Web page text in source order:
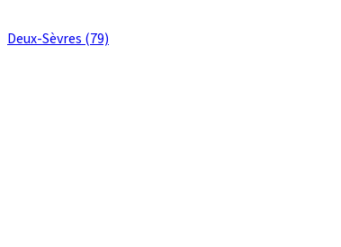
Deux-Sèvres (79)